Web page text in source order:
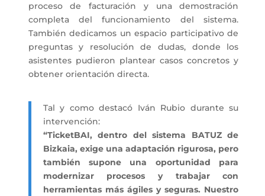
proceso de facturación y una demostración
completa del funcionamiento del sistema.
También dedicamos un espacio participativo de
preguntas y resolución de dudas, donde los
asistentes pudieron plantear casos concretos y
obtener orientación directa.
Tal y como destacó Iván Rubio durante su
intervención:
“TicketBAI, dentro del sistema BATUZ de
Bizkaia, exige una adaptación rigurosa, pero
también supone una oportunidad para
modernizar procesos y trabajar con
herramientas más ágiles y seguras. Nuestro